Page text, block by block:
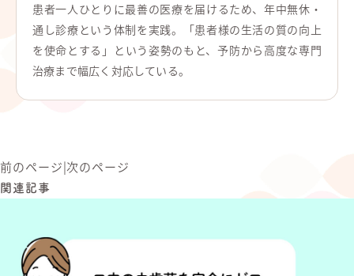
患者一人ひとりに最善の医療を届けるため、年中無休・
通し診療という体制を実践。「患者様の生活の質の向上
を使命とする」という姿勢のもと、予防から高度な専門
治療まで幅広く対応している。
前のページ|次のページ
関連記事